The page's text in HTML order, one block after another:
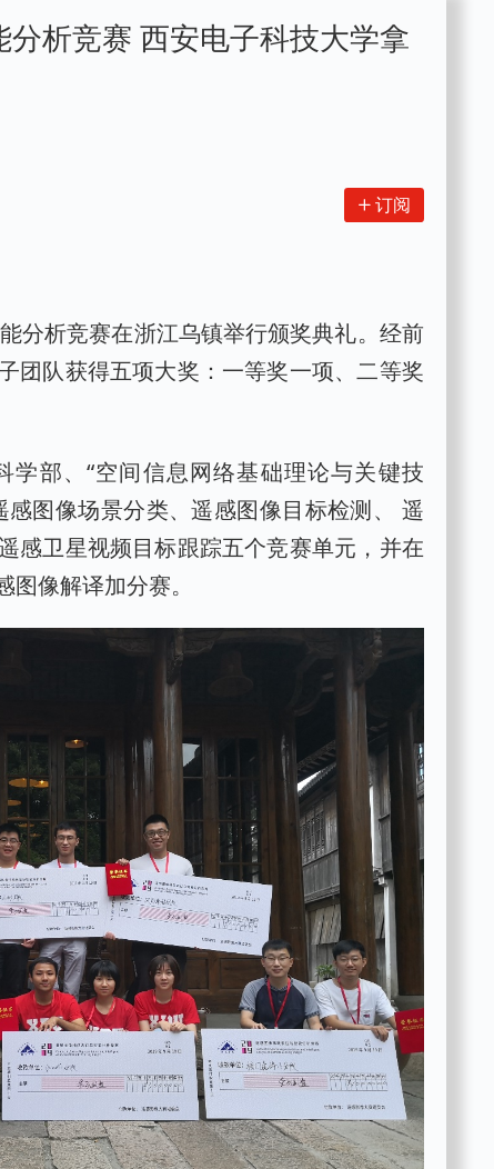
析竞赛 西安电子科技大学拿
订阅
分析竞赛在浙江乌镇举行颁奖典礼。经前
团队获得五项大奖：一等奖一项、二等奖
部、“空间信息网络基础理论与关键技
图像场景分类、遥感图像目标检测、 遥
感卫星视频目标跟踪五个竞赛单元，并在
像解译加分赛。